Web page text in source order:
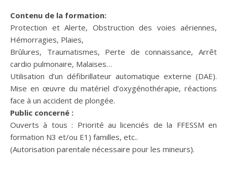
Contenu de la formation:
Protection et Alerte, Obstruction des voies aériennes,
Hémorragies, Plaies,
Brûlures, Traumatismes, Perte de connaissance, Arrêt
cardio pulmonaire, Malaises…
Utilisation d’un défibrillateur automatique externe (DAE).
Mise en œuvre du matériel d’oxygénothérapie, réactions
face à un accident de plongée.
Public concerné :
Ouverts à tous : Priorité au licenciés de la FFESSM en
formation N3 et/ou E1) familles, etc..
(Autorisation parentale nécessaire pour les mineurs).